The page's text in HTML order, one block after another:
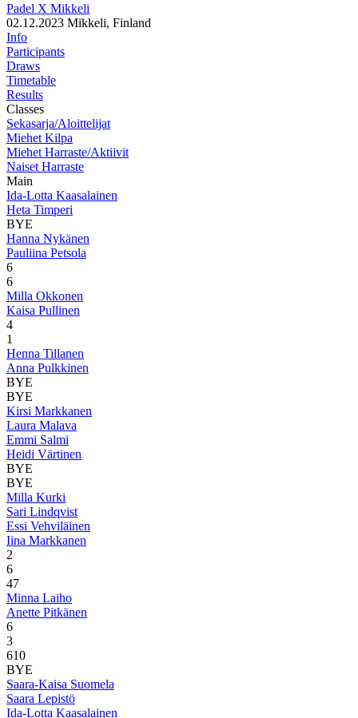
Padel X Mikkeli
02.12.2023 Mikkeli, Finland
Info
Participants
Draws
Timetable
Results
Classes
Sekasarja/Aloittelijat
Miehet Kilpa
Miehet Harraste/Aktiivit
Naiset Harraste
Main
Ida-Lotta Kaasalainen
Heta Timperi
BYE
Hanna Nykänen
Pauliina Petsola
6
6
Milla Okkonen
Kaisa Pullinen
4
1
Henna Tillanen
Anna Pulkkinen
BYE
BYE
Kirsi Markkanen
Laura Malava
Emmi Salmi
Heidi Värtinen
BYE
BYE
Milla Kurki
Sari Lindqvist
Essi Vehviläinen
Iina Markkanen
2
6
47
Minna Laiho
Anette Pitkänen
6
3
610
BYE
Saara-Kaisa Suomela
Saara Lepistö
Ida-Lotta Kaasalainen